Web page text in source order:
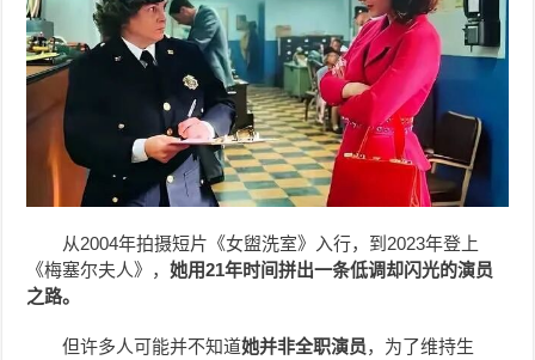
从2004年拍摄短片《女盥洗室》入行，到2023年登上
《梅塞尔夫人》，她用21年时间拼出一条低调却闪光的演员
之路。
但许多人可能并不知道她并非全职演员，为了维持生